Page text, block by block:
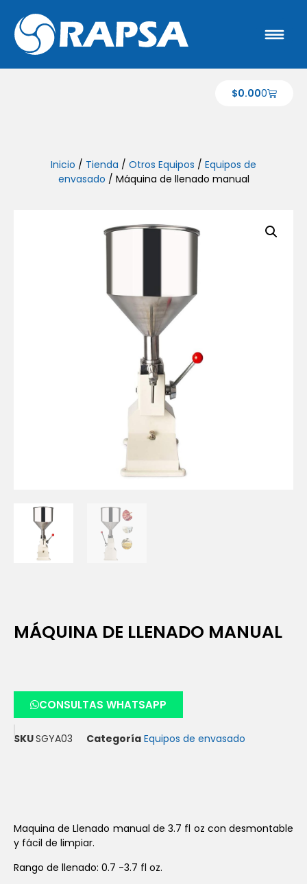
$0.000
Inicio / Tienda / Otros Equipos / Equipos de
envasado / Máquina de llenado manual
MÁQUINA DE LLENADO MANUAL
CONSULTAS WHATSAPP
SKUSGYA03 Categoría Equipos de envasado
Maquina de Llenado manual de 3.7 fl oz con desmontable
y fácil de limpiar.
Rango de llenado: 0.7 -3.7 fl oz.